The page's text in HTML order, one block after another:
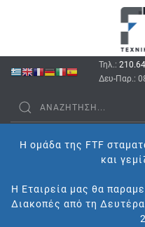
Τηλ.:
Δευ-Παρ.:
Η ομάδα της FTF
και
Η Εταιρεία μας θα
Διακοπές από τη